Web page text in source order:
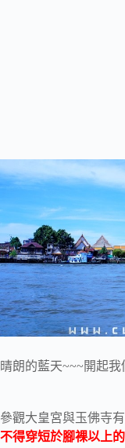
晴朗的藍天~~~開起
參觀大皇宮與玉佛寺
不得穿短於腳裸以上